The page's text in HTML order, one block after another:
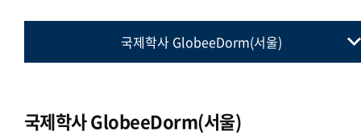
국제학사 GlobeeDorm(서울)
HUFS Dorm(글로벌)
국제학사 GlobeeDorm(서울)